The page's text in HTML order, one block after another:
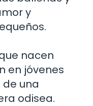
y
nacen
en jóvenes
una
odisea.